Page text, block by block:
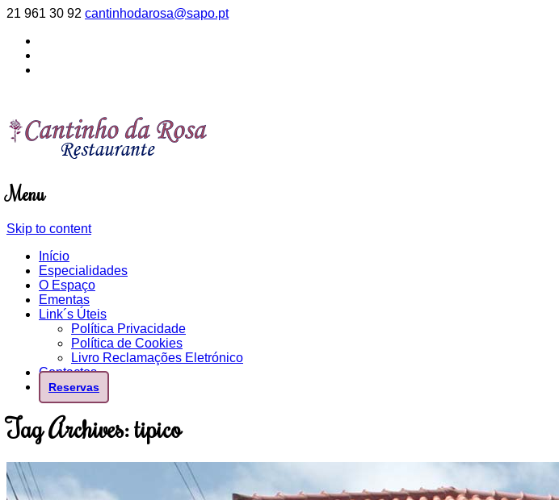
21 961 30 92 cantinhodarosa@sapo.pt
Menu
Skip to content
Início
Especialidades
O Espaço
Ementas
Link´s Úteis
Política Privacidade
Política de Cookies
Livro Reclamações Eletrónico
Contactos
Reservas
Tag Archives:tipico